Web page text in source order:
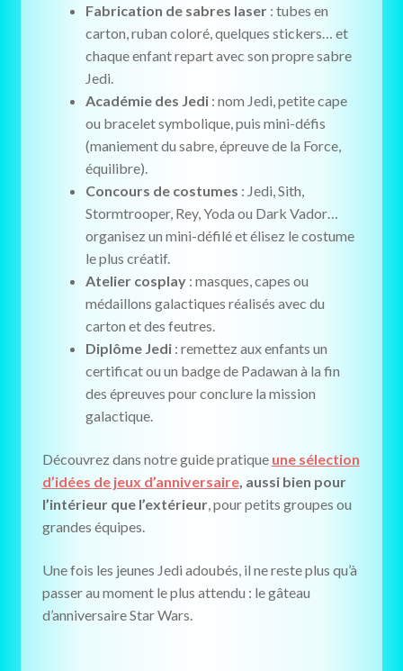
Fabrication de sabres laser: tubes en
carton, ruban coloré, quelques stickers… et
chaque enfant repart avec son propre sabre
Jedi.
Académie des Jedi: nom Jedi, petite cape
ou bracelet symbolique, puis mini-défis
(maniement du sabre, épreuve de la Force,
équilibre).
Concours de costumes : Jedi, Sith,
Stormtrooper, Rey, Yoda ou Dark Vador…
organisez un mini-défilé et élisez le costume
le plus créatif.
Atelier cosplay: masques, capes ou
médaillons galactiques réalisés avec du
carton et des feutres.
Diplôme Jedi: remettez aux enfants un
certificat ou un badge de Padawan à la fin
des épreuves pour conclure la mission
galactique.
Découvrez dans notre guide pratique une sélection
d’idées de jeux d’anniversaire, aussi bien pour
l’intérieur que l’extérieur, pour petits groupes ou
grandes équipes.
Une fois les jeunes Jedi adoubés, il ne reste plus qu’à
passer au moment le plus attendu : le gâteau
d’anniversaire Star Wars.